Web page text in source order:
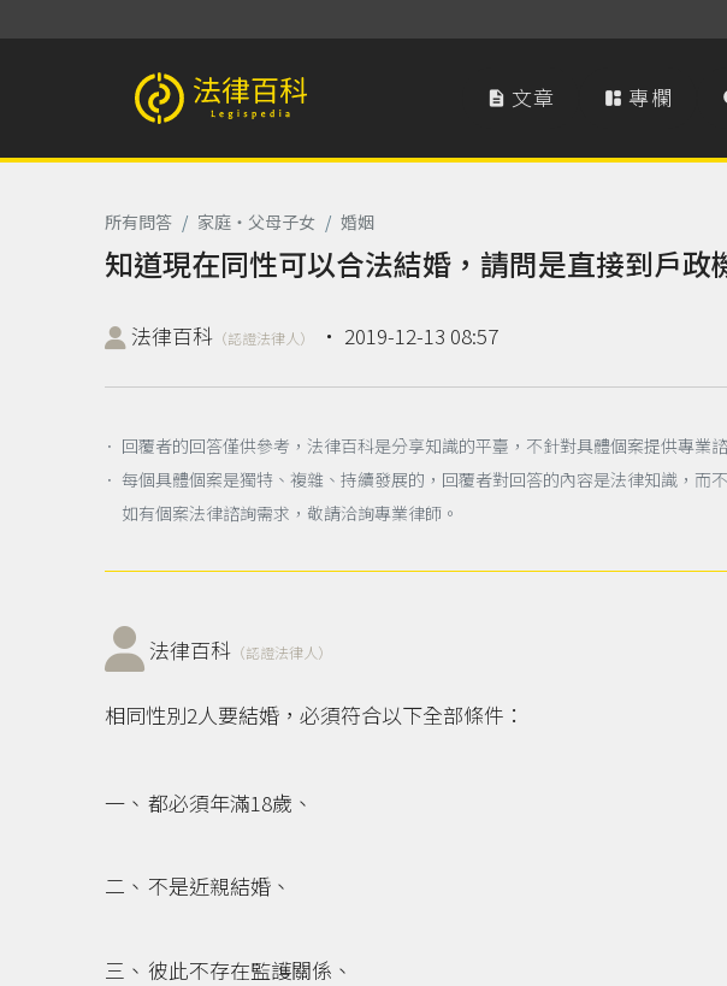
法律百科 Legispedia  文章  專欄
所有問答 / 家庭‧父母子女 / 婚姻
知道現在同性可以合法結婚，請問是直接到戶政
法律百科 （認證法律人） ‧ 2019-12-13 08:57
． 回覆者的回答僅供參考，法律百科是分享知識的平臺，不針對具體個案提供專業
． 每個具體個案是獨特、複雜、持續發展的，回覆者對回答的內容是法律知識，而
如有個案法律諮詢需求，敬請洽詢專業律師。
法律百科 （認證法律人）
相同性別2人要結婚，必須符合以下全部條件：
都必須年滿18歲、
不是近親結婚、
彼此不存在監護關係、